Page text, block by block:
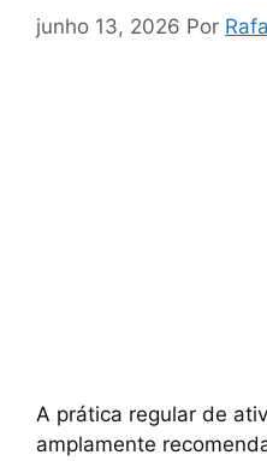
junho 13, 2026 Por
A prática regular de
amplamente